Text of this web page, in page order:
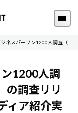
ネスパーソン1200人調査（働
1200人調
の調査リリ
ィア紹介実